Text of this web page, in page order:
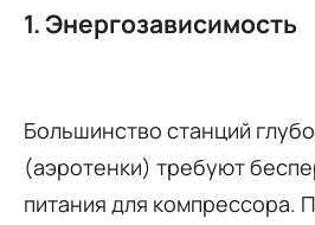
1. Энергозависимость
Большинство станций
(аэротенки) требуют
питания для компрессора.